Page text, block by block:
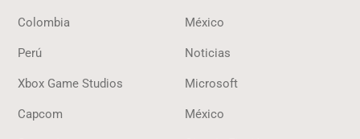
Colombia México
Perú Noticias
Xbox Game Studios Microsoft
Capcom México